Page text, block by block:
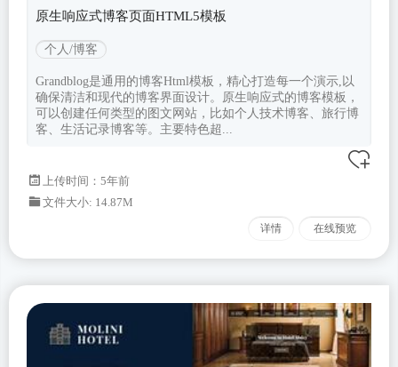
原生响应式博客页面HTML5模板
个人/博客
Grandblog是通用的博客Html模板，精心打造每一个演示,以
确保清洁和现代的博客界面设计。原生响应式的博客模板，
可以创建任何类型的图文网站，比如个人技术博客、旅行博
客、生活记录博客等。主要特色超...
上传时间：5年前
文件大小: 14.87M
详情 在线预览